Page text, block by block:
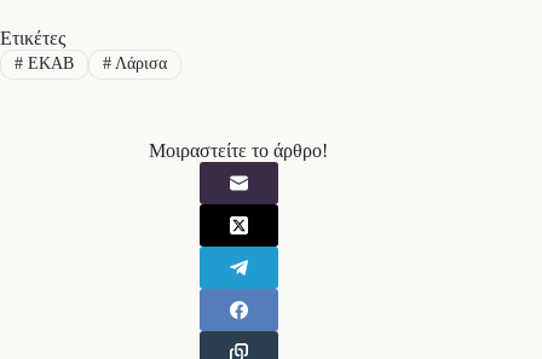
Ετικέτες
#ΕΚΑΒ #Λάρισα
Μοιραστείτε το άρθρο!